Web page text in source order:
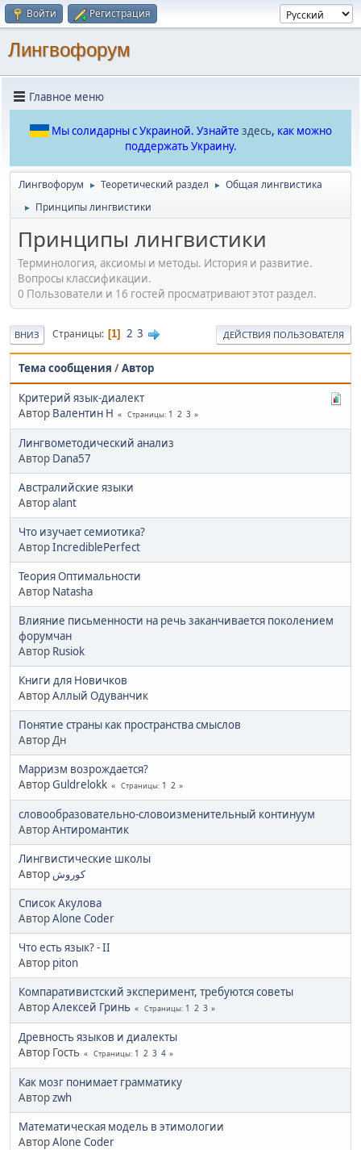
Войти Регистрация
Лингвофорум
Главное меню
Мы солидарны с Украиной. Узнайте здесь, как можно
поддержать Украину.
Лингвофорум ► Теоретический раздел ► Общая лингвистика
► Принципы лингвистики
Принципы лингвистики
Терминология, аксиомы и методы. История и развитие.
Вопросы классификации.
0 Пользователи и 16 гостей просматривают этот раздел.
ВНИЗ Страницы 1 2 3 ДЕЙСТВИЯ ПОЛЬЗОВАТЕЛЯ
Тема сообщения /Автор
Критерий язык-диалект
Автор Валентин Н Страницы 1 2 3
Лингвометодический анализ
Автор Dana57
Австралийские языки
Авторalant
Что изучает семиотика?
АвторIncrediblePerfect
Теория Оптимальности
Автор Natasha
Влияние письменности на речь заканчивается поколением
форумчан
Автор Rusiok
Книги для Новичков
АвторАллый Одуванчик
Понятие страны как пространства смыслов
Автор Дн
Марризм возрождается?
АвторGuldrelokk Страницы 1 2
словообразовательно-словоизменительный континуум
АвторАнтиромантик
Лингвистические школы
Автор کوروش
Список Акулова
АвторAlone Coder
Что есть язык? - II
Автор piton
Компаративистский эксперимент, требуются советы
АвторАлексей Гринь Страницы 1 2 3
Древность языков и диалекты
Автор Гость
Страницы 1 2 3 4
Как мозг понимает грамматику
Авторzwh
Математическая модель в этимологии
АвторAlone Coder